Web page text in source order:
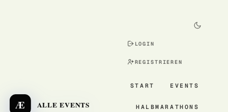
Æ ALLE EVENTS
LOGIN
REGISTRIEREN
START EVENTS
HALBMARATHONS